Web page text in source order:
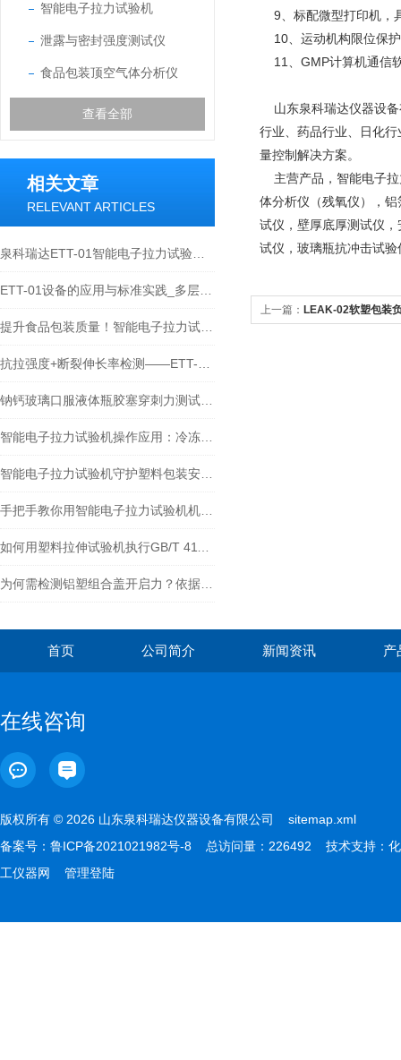
智能电子拉力试验机
泄露与密封强度测试仪
食品包装顶空气体分析仪
查看全部
相关文章
RELEVANT ARTICLES
9、标配微型打印机，
10、运动机构限位保护
11、GMP计算机通信
山东泉科瑞达仪器设备
行业、药品行业、日化
量控制解决方案。
主营产品，智能电子拉
体分析仪（残氧仪），
试仪，壁厚底厚测试仪
试仪，玻璃瓶抗冲击试
上一篇： LEAK-02软塑包装
首页 公司简介 新闻资讯 产
在线咨询
版权所有 © 2026 山东泉科瑞达仪器设备有限公司 sitemap.xml
备案号： 鲁ICP备2021021982号-8 总访问量：226492 技术支持： 化
工仪器网
管理登陆